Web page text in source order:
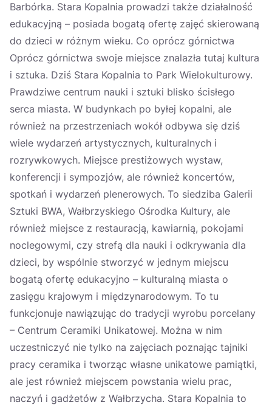
Barbórka. Stara Kopalnia prowadzi także działalność
edukacyjną – posiada bogatą ofertę zajęć skierowaną
do dzieci w różnym wieku. Co oprócz górnictwa
Oprócz górnictwa swoje miejsce znalazła tutaj kultura
i sztuka. Dziś Stara Kopalnia to Park Wielokulturowy.
Prawdziwe centrum nauki i sztuki blisko ścisłego
serca miasta. W budynkach po byłej kopalni, ale
również na przestrzeniach wokół odbywa się dziś
wiele wydarzeń artystycznych, kulturalnych i
rozrywkowych. Miejsce prestiżowych wystaw,
konferencji i sympozjów, ale również koncertów,
spotkań i wydarzeń plenerowych. To siedziba Galerii
Sztuki BWA, Wałbrzyskiego Ośrodka Kultury, ale
również miejsce z restauracją, kawiarnią, pokojami
noclegowymi, czy strefą dla nauki i odkrywania dla
dzieci, by wspólnie stworzyć w jednym miejscu
bogatą ofertę edukacyjno – kulturalną miasta o
zasięgu krajowym i międzynarodowym. To tu
funkcjonuje nawiązując do tradycji wyrobu porcelany
– Centrum Ceramiki Unikatowej. Można w nim
uczestniczyć nie tylko na zajęciach poznając tajniki
pracy ceramika i tworząc własne unikatowe pamiątki,
ale jest również miejscem powstania wielu prac,
naczyń i gadżetów z Wałbrzycha. Stara Kopalnia to